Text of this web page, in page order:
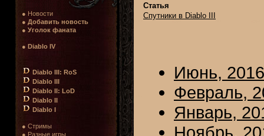
● Новости
● Добавить новость
● Уголок фаната
● Diablo IV
Diablo III: RoS
Diablo III
Diablo II: LoD
Diablo II
Diablo I
● Стримы
● Разные игры
Статья
Спутники в Diablo III
Июнь, 2016
Февраль,
Январь,